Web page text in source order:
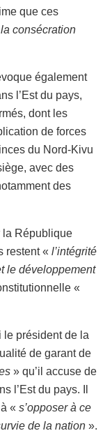
que ces
consécration
également
l’Est du pays,
dont les
de forces
du Nord-Kivu
avec des
des
la République
restent « l’intégrité
le développement
«
le président de la
de garant de
» qu’il accuse de
l’Est du pays. Il
« s’opposer à ce
de la nation ».